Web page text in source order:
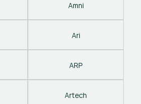
Amni
Ari
ARP
Artech